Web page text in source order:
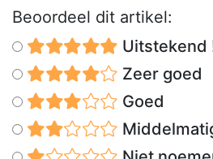
Beoordeel dit artikel:
Uitstekend
Zeer goed
Goed